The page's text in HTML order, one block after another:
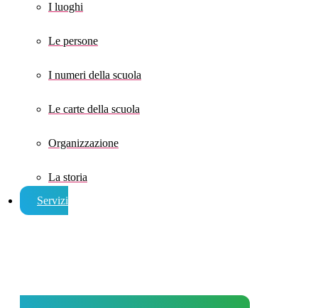
I luoghi
Le persone
I numeri della scuola
Le carte della scuola
Organizzazione
La storia
Servizi